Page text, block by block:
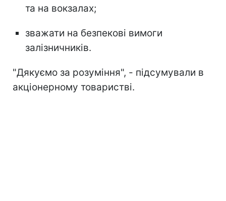
та на вокзалах;
зважати на безпекові вимоги
залізничників.
"Дякуємо за розуміння", - підсумували в
акціонерному товаристві.